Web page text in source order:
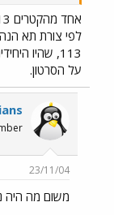
אחד מהקטרים 111-113
113, שהיו
על הסרטון.
23/11/04
משום מה היה